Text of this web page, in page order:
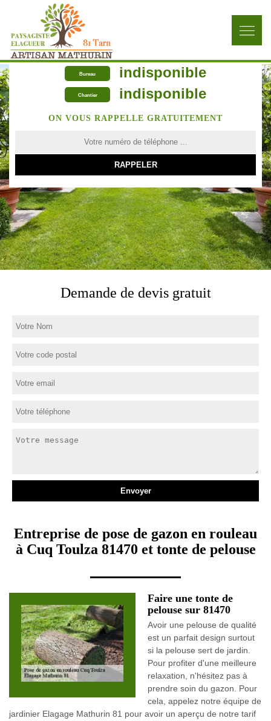
Bureau indisponible
Chantier indisponible
ON VOUS RAPPELLE GRATUITEMENT
Demande de devis gratuit
Entreprise de pose de gazon en rouleau
à Cuq Toulza 81470 et tonte de pelouse
Faire une tonte de
pelouse sur 81470
Avoir une pelouse de qualité
est un parfait design surtout
si la pelouse sert de jardin.
Pour profiter d'une meilleure
relaxation, n'hésitez pas à
prendre soin du gazon. Pour
cela, appelez notre équipe de
jardinier Elagage Mathurin 81 pour avoir un aperçu de notre tarif